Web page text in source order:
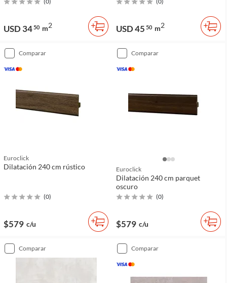
USD 3450 m2 USD 45 50 m2
comparar
Euroclick
Dilatación 240 cm rústico
(0)
$579 c/u
comparar
Euroclick
Dilatación 240 cm parquet
oscuro
(0)
$579 c/u
comparar comparar